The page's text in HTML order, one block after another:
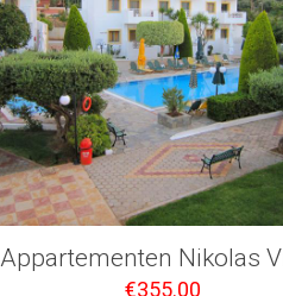
Appartementen Nikolas
€355.00